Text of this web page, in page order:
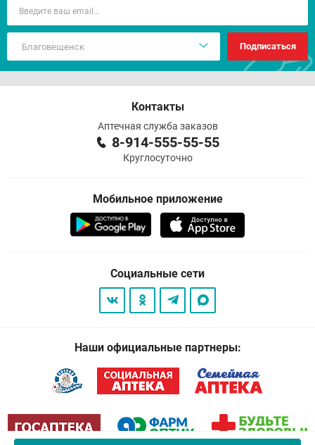
Подписаться
Контакты
Аптечная служба заказов
8-914-555-55-55
Круглосуточно
Мобильное приложение
Социальные сети
Наши официальные партнеры: